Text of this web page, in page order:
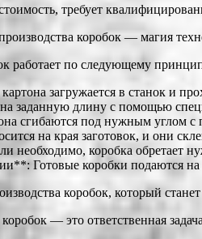
требует
коробок — магия
работает по следующему
загружается в станок и
заданную длину с помощью
сгибаются под нужным углом с
на края заготовок, и они
необходимо, коробка обретает
Готовые коробки подаются на
коробок, который
— это ответственная